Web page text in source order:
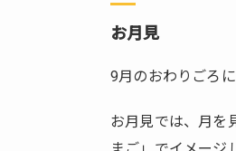
イベ
見
お月見
9月のおわりごろ
お月見では、月を